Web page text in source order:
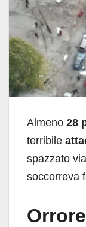
Almeno 28
terribile
spazzato
soccorreva